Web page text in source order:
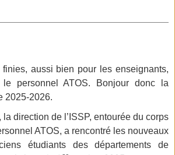
finies, aussi bien pour les enseignants,
personnel ATOS. Bonjour donc la
2025-2026.
la direction de l’ISSP, entourée du corps
ATOS, a rencontré les nouveaux
étudiants des départements de